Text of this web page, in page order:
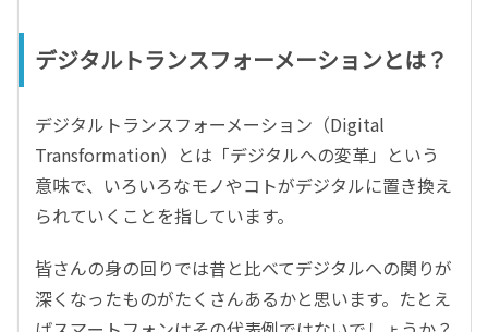
デジタルトランスフォーメーションとは？
デジタルトランスフォーメーション（Digital
Transformation）とは「デジタルへの変革」という
意味で、いろいろなモノやコトがデジタルに置き換え
られていくことを指しています。
皆さんの身の回りでは昔と比べてデジタルへの関りが
深くなったものがたくさんあるかと思います。たとえ